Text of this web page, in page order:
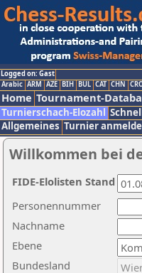
Logged on: Gast
Arabic ARM AZE BIH BUL CAT CHN
Home Tournament-
Turnierschach-Elozahl
Allgemeines Turnier
Willkommen bei
Nachname
Ebene
Personennummer
Bundesland
FIDE-Elolisten Stand